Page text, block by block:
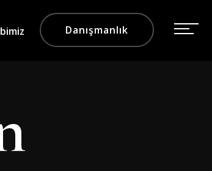
Danışmanlık